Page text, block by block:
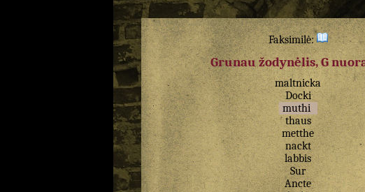
Faksimilė:
Grunau žodynėlis, G
maltnicka
Docki
muthi
thaus
metthe
nackt
labbis
Sur
Ancte